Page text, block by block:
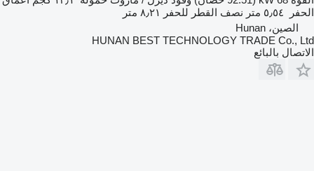
الحفر
٥٫٥٤ متر نصف القطر للحفر
٨٫٢١ متر
الصين، Hunan
HUNAN BEST TECHNOLOGY TRADE Co., Ltd
الاتصال بالبائع